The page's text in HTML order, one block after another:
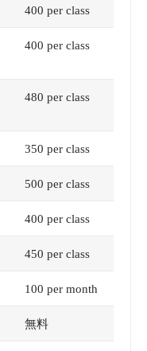
400 per class
400 per class
480 per class
350 per class
500 per class
400 per class
450 per class
100 per month
無料